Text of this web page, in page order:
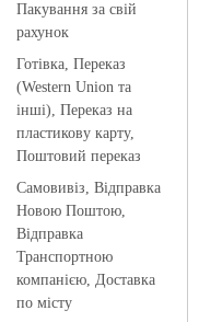
Пакування за свій
рахунок
Готівка, Переказ
(Western Union та
інші), Переказ на
пластикову карту,
Поштовий переказ
Самовивіз, Відправка
Новою Поштою,
Відправка
Транспортною
компанією, Доставка
по місту